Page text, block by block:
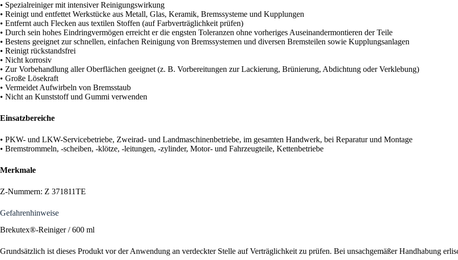
• Spezialreiniger mit intensiver Reinigungswirkung
• Reinigt und entfettet Werkstücke aus Metall, Glas, Keramik, Bremssysteme und Kupplungen
• Entfernt auch Flecken aus textilen Stoffen (auf Farbverträglichkeit prüfen)
• Durch sein hohes Eindringvermögen erreicht er die engsten Toleranzen ohne vorheriges Auseinandermontieren der Teile
• Bestens geeignet zur schnellen, einfachen Reinigung von Bremssystemen und diversen Bremsteilen sowie Kupplungsanlagen
• Reinigt rückstandsfrei
• Nicht korrosiv
• Zur Vorbehandlung aller Oberflächen geeignet (z. B. Vorbereitungen zur Lackierung, Brünierung, Abdichtung oder Verklebung)
• Große Lösekraft
• Vermeidet Aufwirbeln von Bremsstaub
• Nicht an Kunststoff und Gummi verwenden
Einsatzbereiche
• PKW- und LKW-Servicebetriebe, Zweirad- und Landmaschinenbetriebe, im gesamten Handwerk, bei Reparatur und Montage
• Bremstrommeln, -scheiben, -klötze, -leitungen, -zylinder, Motor- und Fahrzeugteile, Kettenbetriebe
Merkmale
Z-Nummern: Z 371811TE
Gefahrenhinweise
Brekutex®-Reiniger / 600 ml
Grundsätzlich ist dieses Produkt vor der Anwendung an verdeckter Stelle auf Verträglichkeit zu prüfen. Bei unsachgemäßer Handhabung